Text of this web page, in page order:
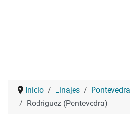
Inicio Linajes
Pontevedra
Rodriguez (Pontevedra)